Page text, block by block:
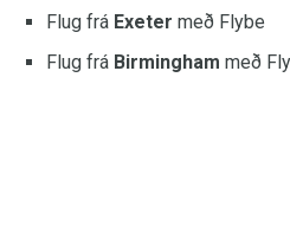
Flug frá Exeter með Flybe
Flug frá Birmingham með